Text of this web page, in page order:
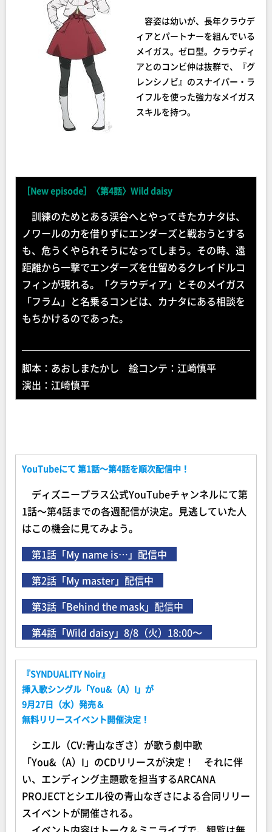
容姿は幼いが、長年クラウデ
ィアとパートナーを組んでいる
メイガス。ゼロ型。クラウディ
アとのコンビ仲は抜群で、『グ
レンシノビ』のスナイパー・ラ
イフルを使った強力なメイガス
スキルを持つ。
［New episode］〈第4話〉Wild daisy
訓練のためとある渓谷へとやってきたカナタは、
ノワールの力を借りずにエンダーズと戦おうとする
も、危うくやられそうになってしまう。その時、遠
距離から一撃でエンダーズを仕留めるクレイドルコ
フィンが現れる。「クラウディア」とそのメイガス
「フラム」と名乗るコンビは、カナタにある相談を
もちかけるのであった。
脚本：あおしまたかし 絵コンテ：江崎慎平
演出：江崎慎平
YouTubeにて 第1話～第4話を順次配信中！
ディズニープラス公式YouTubeチャンネルにて第
1話～第4話までの各週配信が決定。見逃していた人
はこの機会に見てみよう。
第1話「My name is…」配信中
第2話「My master」配信中
第3話「Behind the mask」配信中
第4話「Wild daisy」8/8（火）18:00～
『SYNDUALITY Noir』
挿入歌シングル「You&（A）I」が
9月27日（水）発売＆
無料リリースイベント開催決定！
シエル（CV:青山なぎさ）が歌う劇中歌
「You&（A）I」のCDリリースが決定！ それに伴
い、エンディング主題歌を担当するARCANA
PROJECTとシエル役の青山なぎさによる合同リリー
スイベントが開催される。